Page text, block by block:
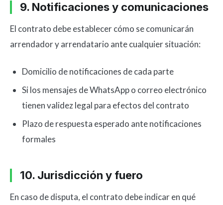
9. Notificaciones y comunicaciones
El contrato debe establecer cómo se comunicarán
arrendador y arrendatario ante cualquier situación:
Domicilio de notificaciones de cada parte
Si los mensajes de WhatsApp o correo electrónico
tienen validez legal para efectos del contrato
Plazo de respuesta esperado ante notificaciones
formales
10. Jurisdicción y fuero
En caso de disputa, el contrato debe indicar en qué